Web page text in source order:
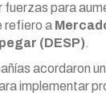
fuerzas para
refiero a
(DESP).
acordaron
implementar